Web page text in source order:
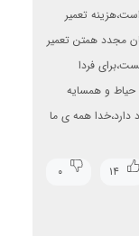
تعمیر
مجدد همتن تعمیر
فردا
حیاط و همسایه
همه ی ما
۱۴
۰